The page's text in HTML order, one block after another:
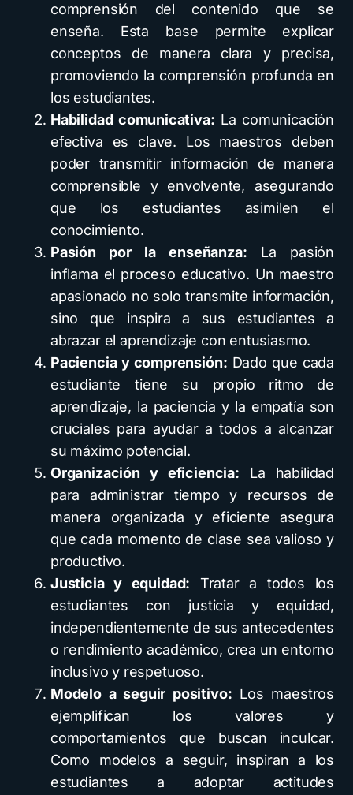
comprensión del contenido que se
enseña. Esta base permite explicar
conceptos de manera clara y precisa,
promoviendo la comprensión profunda en
los estudiantes.
Habilidad comunicativa: La comunicación
efectiva es clave. Los maestros deben
poder transmitir información de manera
comprensible y envolvente, asegurando
que los estudiantes asimilen el
conocimiento.
Pasión por la enseñanza: La pasión
inflama el proceso educativo. Un maestro
apasionado no solo transmite información,
sino que inspira a sus estudiantes a
abrazar el aprendizaje con entusiasmo.
Paciencia y comprensión: Dado que cada
estudiante tiene su propio ritmo de
aprendizaje, la paciencia y la empatía son
cruciales para ayudar a todos a alcanzar
su máximo potencial.
Organización y eficiencia: La habilidad
para administrar tiempo y recursos de
manera organizada y eficiente asegura
que cada momento de clase sea valioso y
productivo.
Justicia y equidad: Tratar a todos los
estudiantes con justicia y equidad,
independientemente de sus antecedentes
o rendimiento académico, crea un entorno
inclusivo y respetuoso.
Modelo a seguir positivo: Los maestros
ejemplifican los valores y
comportamientos que buscan inculcar.
Como modelos a seguir, inspiran a los
estudiantes a adoptar actitudes